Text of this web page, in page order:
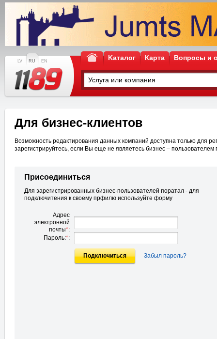
LV RU EN Kаталог Карта Вопросы и
Для бизнес-клиентов
Возможность редактирования данных компаний доступна только для
зарегистрируйтесь, если Вы еще не являетесь бизнес –
Присоединиться
Для зарегистрированных бизнес-пользователей поратал - для
подключитения к своему прфилю используйте форму
Адрес
электронной
почты*:
Пароль:*:
Подключиться Забыл пароль?